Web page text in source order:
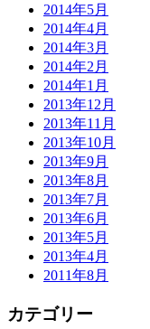
2014年5月
2014年4月
2014年3月
2014年2月
2014年1月
2013年12月
2013年11月
2013年10月
2013年9月
2013年8月
2013年7月
2013年6月
2013年5月
2013年4月
2011年8月
カテゴリー